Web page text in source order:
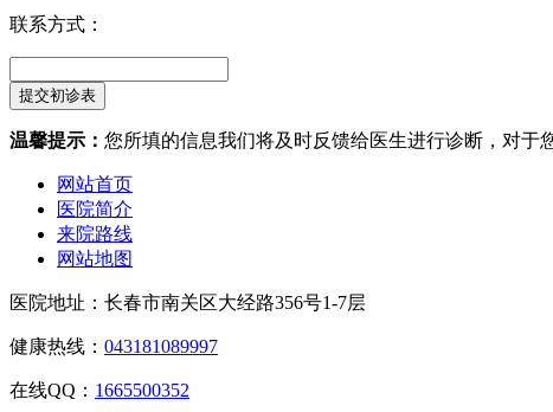
联系方式：
温馨提示： 您所填的信息我们将及时反馈给医生进行诊断，对于
网站首页
医院简介
来院路线
网站地图
医院地址：长春市南关区大经路356号1-7层
健康热线： 043181089997
在线QQ： 1665500352